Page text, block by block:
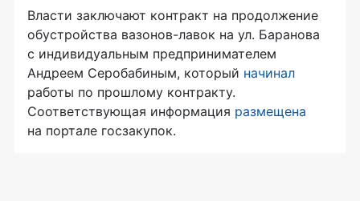
Власти заключают контракт на продолжение
обустройства вазонов-лавок на ул. Баранова
с индивидуальным предпринимателем
Андреем Серобабиным, который начинал
работы по прошлому контракту.
Соответствующая информация размещена
на портале госзакупок.